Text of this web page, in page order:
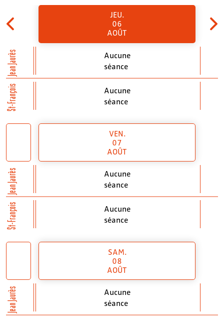
Jean Jaurès
St-François
JEU.
06
AOÛT
Aucune
séance
Aucune
séance
Jean Jaurès
St-François
VEN.
07
AOÛT
Aucune
séance
Aucune
séance
Jean Jaurès
SAM.
08
AOÛT
Aucune
séance